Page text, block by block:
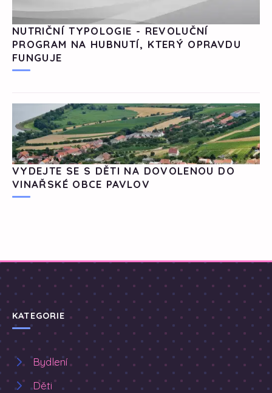
NUTRIČNÍ TYPOLOGIE - REVOLUČNÍ
PROGRAM NA HUBNUTÍ, KTERÝ OPRAVDU
FUNGUJE
VYDEJTE SE S DĚTI NA DOVOLENOU DO
VINAŘSKÉ OBCE PAVLOV
KATEGORIE
Bydlení
Děti